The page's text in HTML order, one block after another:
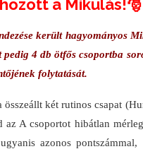
a
került hagyományos
pedig 4 db ötfős csoportba
folytatását.
két rutinos csapat
A csoportot hibátlan
azonos